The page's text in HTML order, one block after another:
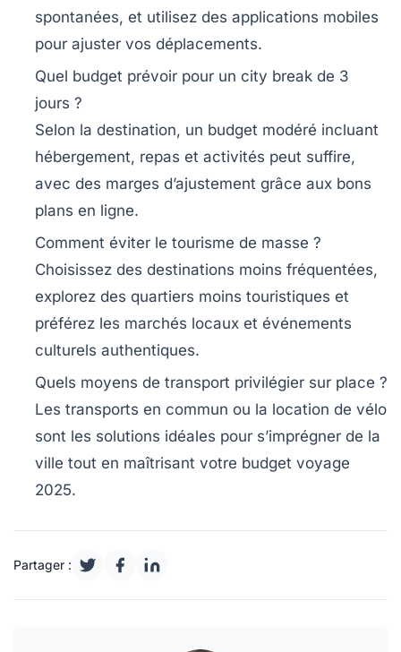
spontanées, et utilisez des applications mobiles
pour ajuster vos déplacements.
Quel budget prévoir pour un city break de 3
jours ?
Selon la destination, un budget modéré incluant
hébergement, repas et activités peut suffire,
avec des marges d’ajustement grâce aux bons
plans en ligne.
Comment éviter le tourisme de masse ?
Choisissez des destinations moins fréquentées,
explorez des quartiers moins touristiques et
préférez les marchés locaux et événements
culturels authentiques.
Quels moyens de transport privilégier sur place ?
Les transports en commun ou la location de vélo
sont les solutions idéales pour s’imprégner de la
ville tout en maîtrisant votre budget voyage
2025.
Partager :